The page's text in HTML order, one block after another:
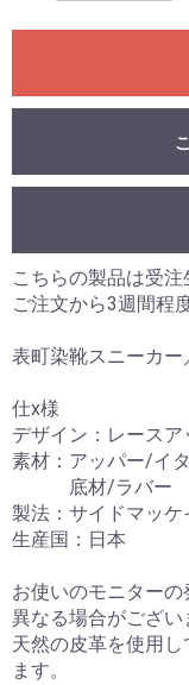
こちらの製品は受注
ご注文から3週間程
表町染靴スニーカ
仕x様
デザイン：レースア
素材：アッパー/イ
底材/ラバー
製法：サイドマッケ
生産国：日本
お使いのモニター
異なる場合がござい
天然の皮革を使用
ます。